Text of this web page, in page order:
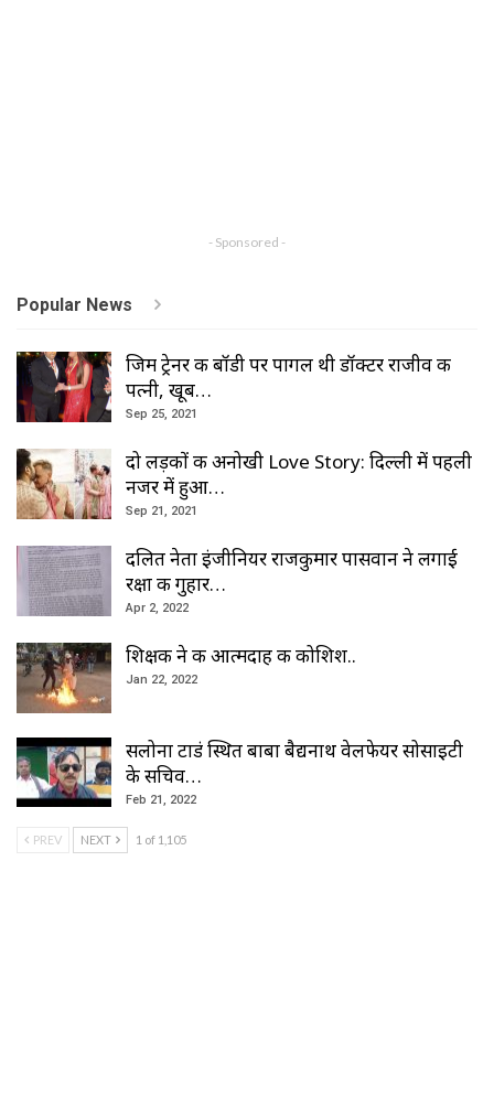
- Sponsored -
Popular News
जिम ट्रेनर की बॉडी पर पागल थी डॉक्टर राजीव की
पत्नी, खूब…
Sep 25, 2021
दो लड़कों की अनोखी Love Story: दिल्ली में पहली
नजर में हुआ…
Sep 21, 2021
दलित नेता इंजीनियर राजकुमार पासवान ने लगाई
रक्षा की गुहार…
Apr 2, 2022
शिक्षक ने की आत्मदाह की कोशिश..
Jan 22, 2022
सलोना टाडं स्थित बाबा बैद्यनाथ वेलफेयर सोसाइटी
के सचिव…
Feb 21, 2022
PREV NEXT 1 of 1,105